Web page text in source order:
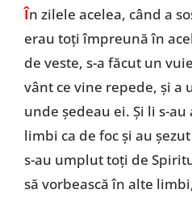
În zilele acelea, când a
erau toți împreună în
de veste, s-a făcut un
vânt ce vine repede, și a
unde ședeau ei. Și li s-
limbi ca de foc și au
s-au umplut toți de
să vorbească în alte